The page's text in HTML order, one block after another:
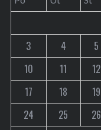
3
4 5
10
11 12
17
18 19
24
25 26